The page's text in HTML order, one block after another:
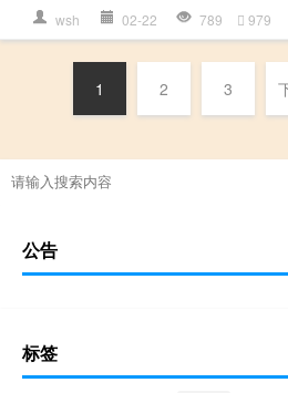
wsh 02-22 789 979
1 2 3
公告
标签